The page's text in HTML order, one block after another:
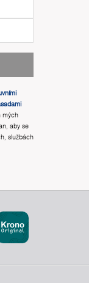
mých
aby se
službách